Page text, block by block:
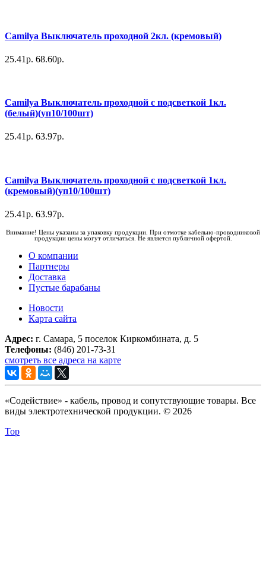
Camilya Выключатель проходной 2кл. (кремовый)
25.41р. 68.60р.
Camilya Выключатель проходной с подсветкой 1кл.
(белый)(уп10/100шт)
25.41р. 63.97р.
Camilya Выключатель проходной с подсветкой 1кл.
(кремовый)(уп10/100шт)
25.41р. 63.97р.
Внимание! Цены указаны за упаковку продукции. При отмотке кабельно-проводниковой
продукции цены могут отличаться. Не является публичной офертой.
О компании
Партнеры
Доставка
Пустые барабаны
Новости
Карта сайта
Адрес: г. Самара, 5 поселок Киркомбината, д. 5
Телефоны: (846) 201-73-31
смотреть все адреса на карте
«Содействие» - кабель, провод и сопутствующие товары. Все
виды электротехнической продукции. © 2026
Top